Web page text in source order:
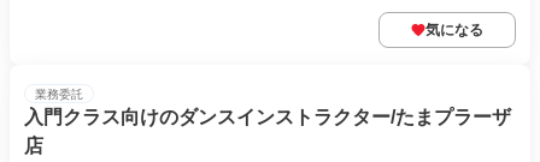
気になる
業務委託
入門クラス向けのダンスインストラクター/たまプラーザ
店